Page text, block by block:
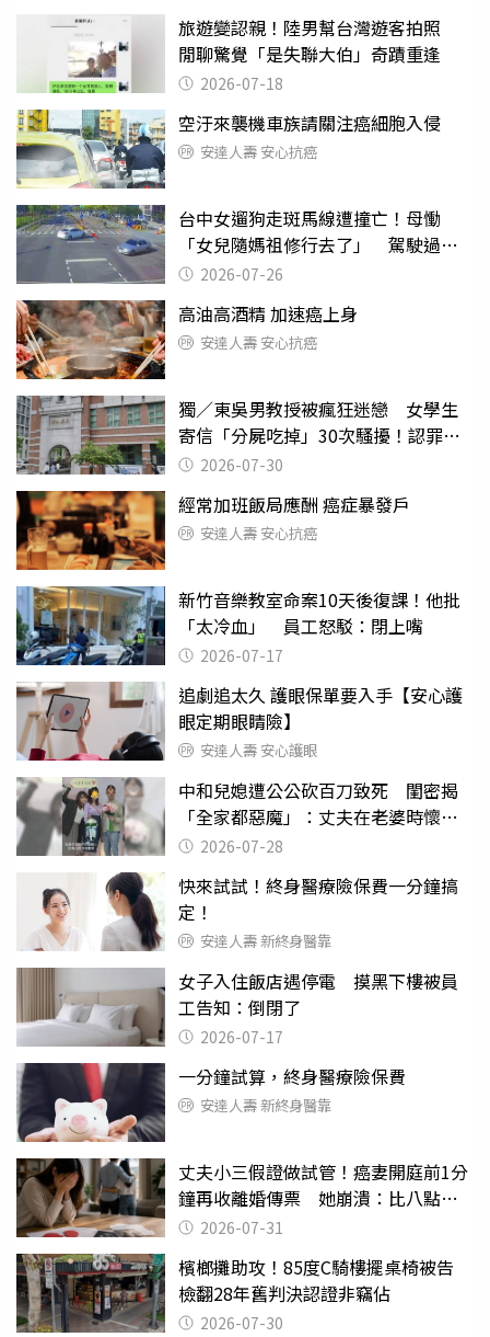
旅遊變認親！陸男幫台灣遊客拍照
閒聊驚覺「是失聯大伯」奇蹟重逢
2026-07-18
空汙來襲機車族請關注癌細胞入侵
安達人壽 安心抗癌
台中女遛狗走斑馬線遭撞亡！母慟
「女兒隨媽祖修行去了」 駕駛過失
致死判9月
2026-07-26
高油高酒精 加速癌上身
安達人壽 安心抗癌
獨／東吳男教授被瘋狂迷戀 女學生
寄信「分屍吃掉」30次騷擾！認罪免
關 2026-07-30
經常加班飯局應酬 癌症暴發戶
安達人壽 安心抗癌
新竹音樂教室命案10天後復課！他批
「太冷血」 員工怒駁：閉上嘴
2026-07-17
追劇追太久 護眼保單要入手【安心護
眼定期眼睛險】
安達人壽 安心護眼
中和兒媳遭公公砍百刀致死 閨密揭
「全家都惡魔」：丈夫在老婆時懷孕
摔東西
2026-07-28
快來試試！終身醫療險保費一分鐘搞
定！
安達人壽 新終身醫靠
女子入住飯店遇停電 摸黑下樓被員
工告知：倒閉了
2026-07-17
一分鐘試算，終身醫療險保費
安達人壽 新終身醫靠
丈夫小三假證做試管！癌妻開庭前1分
鐘再收離婚傳票 她崩潰：比八點檔
還扯2026-07-31
檳榔攤助攻！85度C騎樓擺桌椅被告
檢翻28年舊判決認證非竊佔
2026-07-30